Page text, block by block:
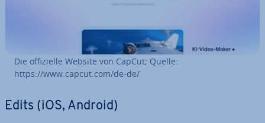
Die of­fi­zi­el­le Website von CapCut; Quelle:
https://www.capcut.com/de-de/
Edits (iOS, Android)